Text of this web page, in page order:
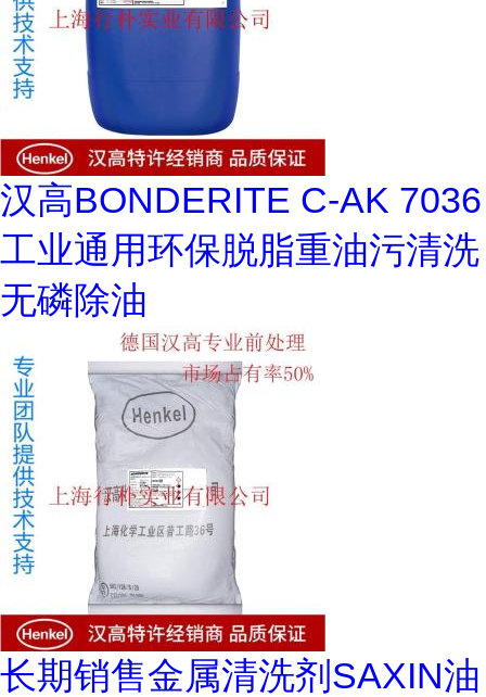
汉高BONDERITE C-AK 7036
工业通用环保脱脂重油污清洗
无磷除油
长期销售金属清洗剂SAXIN油